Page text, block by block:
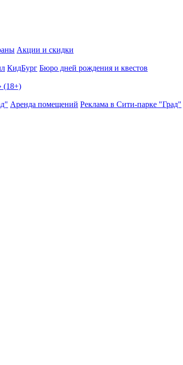
Акции и скидки
КидБург Бюро дней рождения и квестов
(18+)
Аренда помещений Реклама в Сити-парке "Град"